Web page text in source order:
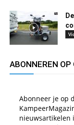
ABONNEREN OP
Abonneer je op
nieuwsartikelen